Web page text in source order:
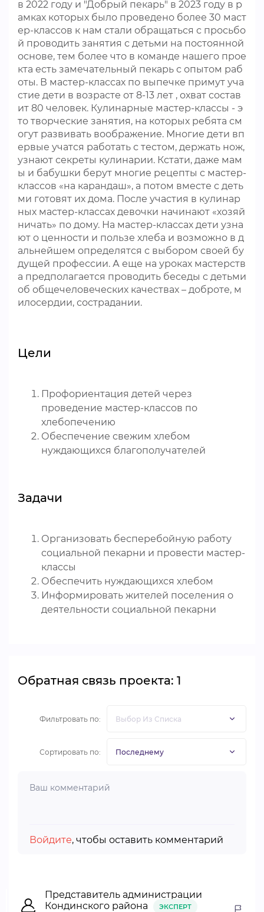
в 2022 году и "Добрый пекарь" в 2023 году в р
амках которых было проведено более 30 маст
ер-классов к нам стали обращаться с просьбо
й проводить занятия с детьми на постоянной
основе, тем более что в команде нашего прое
кта есть замечательный пекарь с опытом раб
оты. В мастер-классах по выпечке примут уча
стие дети в возрасте от 8-13 лет , охват состав
ит 80 человек. Кулинарные мастер-классы - э
то творческие занятия, на которых ребята см
огут развивать воображение. Многие дети вп
ервые учатся работать с тестом, держать нож,
узнают секреты кулинарии. Кстати, даже мам
ы и бабушки берут многие рецепты с мастер-
классов «на карандаш», а потом вместе с деть
ми готовят их дома. После участия в кулинар
ных мастер-классах девочки начинают «хозяй
ничать» по дому. На мастер-классах дети узна
ют о ценности и пользе хлеба и возможно в д
альнейшем определятся с выбором своей бу
дущей профессии. А еще на уроках мастерств
а предполагается проводить беседы с детьми
об общечеловеческих качествах – доброте, м
илосердии, сострадании.
Цели
Профориентация детей через
проведение мастер-классов по
хлебопечению
Обеспечение свежим хлебом
нуждающихся благополучателей
Задачи
Организовать бесперебойную работу
социальной пекарни и провести мастер-
классы
Обеспечить нуждающихся хлебом
Информировать жителей поселения о
деятельности социальной пекарни
Обратная связь проекта: 1
Фильтровать по:
Сортировать по:
Войдите, чтобы оставить комментарий
Представитель администрации
Кондинского района
ЭКСПЕРТ